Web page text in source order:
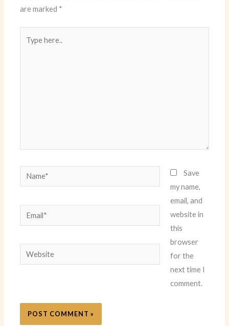
are marked *
here..
Name*
Email*
Website
Save
my name,
email, and
website in
this
browser
for the
next time I
comment.